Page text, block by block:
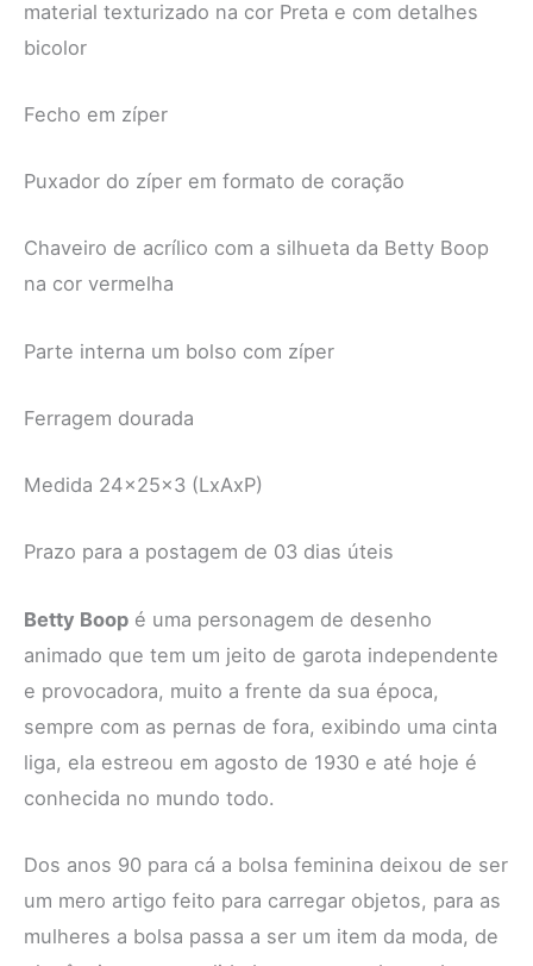
material texturizado na cor Preta e com detalhes
bicolor
Fecho em zíper
Puxador do zíper em formato de coração
Chaveiro de acrílico com a silhueta da Betty Boop
na cor vermelha
Parte interna um bolso com zíper
Ferragem dourada
Medida 24x25x3 (LxAxP)
Prazo para a postagem de 03 dias úteis
Betty Boop é uma personagem de desenho
animado que tem um jeito de garota independente
e provocadora, muito a frente da sua época,
sempre com as pernas de fora, exibindo uma cinta
liga, ela estreou em agosto de 1930 e até hoje é
conhecida no mundo todo.
Dos anos 90 para cá a bolsa feminina deixou de ser
um mero artigo feito para carregar objetos, para as
mulheres a bolsa passa a ser um item da moda, de